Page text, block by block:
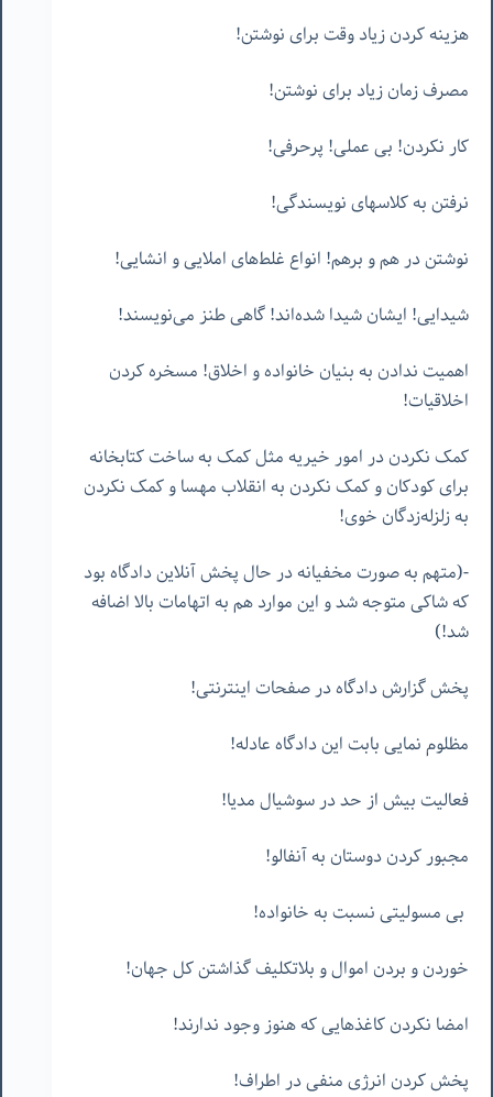
هزینه کردن زیاد وقت برای نوشتن!
مصرف زمان زیاد برای نوشتن!
کار نکردن! بی عملی! پرحرفی!
نرفتن به کلاسهای نویسندگی!
نوشتن در هم و برهم! انواع غلط‌های املایی و انشایی!
شیدایی! ایشان شیدا شده‌اند! گاهی طنز می‌نویسند!
اهمیت ندادن به بنیان خانواده و اخلاق! مسخره کردن
اخلاقیات!
کمک نکردن در امور خیریه مثل کمک به ساخت کتابخانه
برای کودکان و کمک نکردن به انقلاب مهسا و کمک نکردن
به زلزله‌زدگان خوی!
-(متهم به صورت مخفیانه در حال پخش آنلاین دادگاه بود
که شاکی متوجه شد و این موارد هم به اتهامات بالا اضافه
شد!)
پخش گزارش دادگاه در صفحات اینترنتی!
مظلوم نمایی بابت این دادگاه عادله!
فعالیت بیش از حد در سوشیال مدیا!
مجبور کردن دوستان به آنفالو!
بی مسولیتی نسبت به خانواده!
خوردن و بردن اموال و بلاتکلیف گذاشتن کل جهان!
امضا نکردن کاغذهایی که هنوز وجود ندارند!
پخش کردن انرژی منفی در اطراف!